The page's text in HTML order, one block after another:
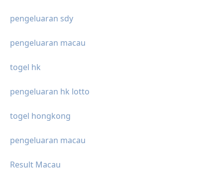
pengeluaran sdy
pengeluaran macau
togel hk
pengeluaran hk lotto
togel hongkong
pengeluaran macau
Result Macau